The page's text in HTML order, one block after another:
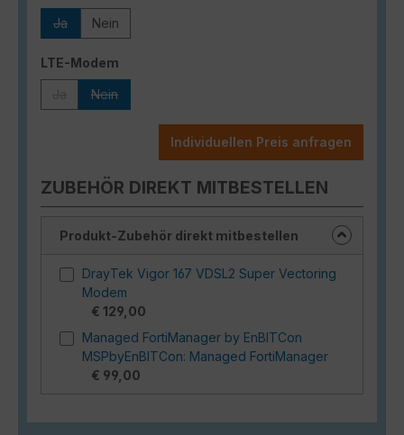
Ja Nein
LTE-Modem
Nein
Individuellen Preis anfragen
ZUBEHÖR DIREKT MITBESTELLEN
Produkt-Zubehör direkt mitbestellen
DrayTek Vigor 167 VDSL2 Super Vectoring
Modem
€ 129,00
Managed FortiManager by EnBITCon
MSPbyEnBITCon: Managed FortiManager
€ 99,00